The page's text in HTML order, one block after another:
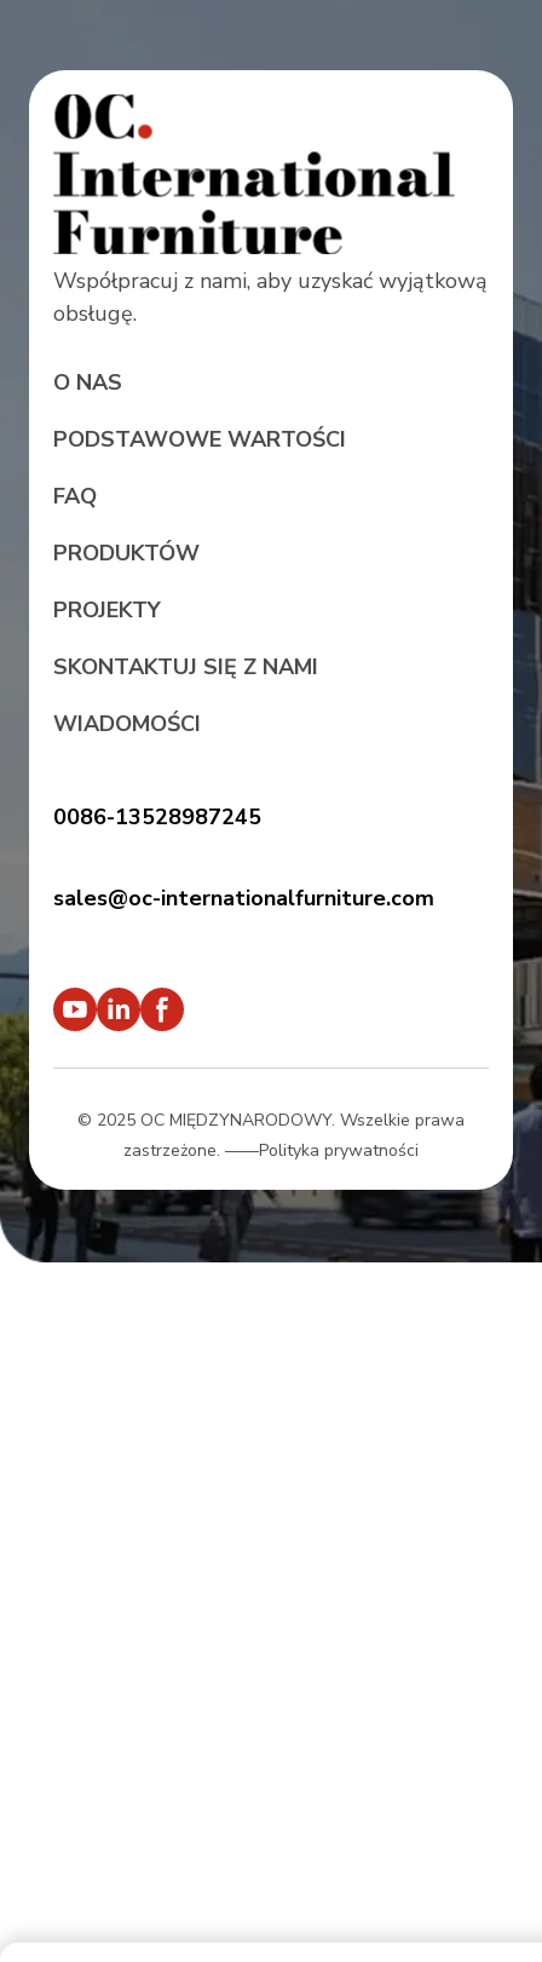
Współpracuj z nami, aby uzyskać wyjątkową
obsługę.
O NAS
PODSTAWOWE WARTOŚCI
FAQ
PRODUKTÓW
PROJEKTY
SKONTAKTUJ SIĘ Z NAMI
WIADOMOŚCI
0086-13528987245
sales@oc-internationalfurniture.com
© 2025 OC MIĘDZYNARODOWY. Wszelkie prawa
zastrzeżone. ——Polityka prywatności